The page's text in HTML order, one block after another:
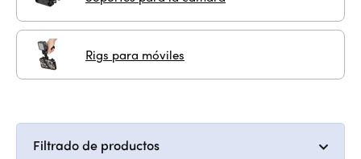
Rigs para móviles
Filtrado de productos